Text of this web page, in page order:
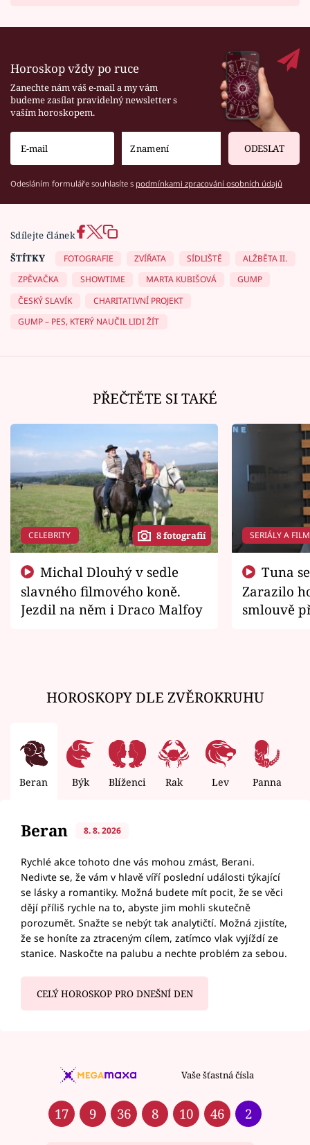
Horoskop vždy po ruce
Zanechte nám váš e-mail a my vám
budeme zasílat pravidelný newsletter s
vaším horoskopem.
ODESLAT
Odesláním formuláře souhlasíte s podmínkami zpracování osobních údajů
Sdílejte článek
ŠTÍTKY
FOTOGRAFIE ZVÍŘATA SÍDLIŠTĚ
ALŽBĚTA II.
ZPĚVAČKA
SHOWTIME MARTA KUBIŠOVÁ
GUMP
ČESKÝ SLAVÍK
CHARITATIVNÍ PROJEKT
GUMP – PES, KTERÝ NAUČIL LIDI ŽÍT
PŘEČTĚTE SI TAKÉ
CELEBRITY 8 fotografií
slavného filmového koně.
Jezdil na něm i Draco Malfoy
SERIÁLY A
Zarazilo
smlouvě
HOROSKOPY DLE ZVĚROKRUHU
Beran Býk Blíženci Rak Lev Panna
Beran 8. 8. 2026
Rychlé akce tohoto dne vás mohou zmást, Berani.
Nedivte se, že vám v hlavě víří poslední události týkající
se lásky a romantiky. Možná budete mít pocit, že se věci
dějí příliš rychle na to, abyste jim mohli skutečně
porozumět. Snažte se nebýt tak analytičtí. Možná zjistíte,
že se honíte za ztraceným cílem, zatímco vlak vyjíždí ze
stanice. Naskočte na palubu a nechte problém za sebou.
CELÝ HOROSKOP PRO DNEŠNÍ DEN
Vaše šťastná čísla
17 9 36 8 10 46 2